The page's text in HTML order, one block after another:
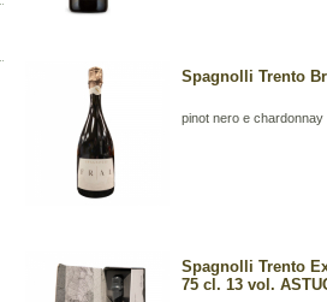
Spagnolli Trento
pinot nero e chardonnay
Spagnolli Trento
75 cl. 13 vol.